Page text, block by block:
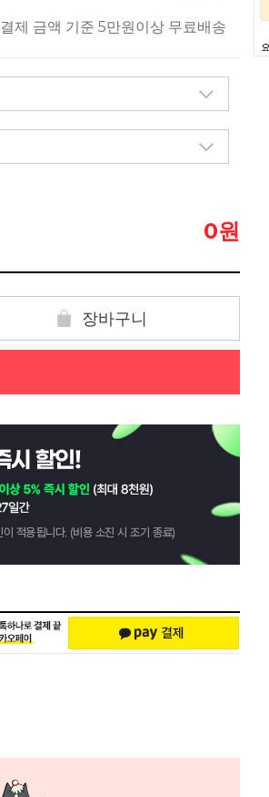
결제 금액 기준 5만원이상 무료배송
0원
장바구니